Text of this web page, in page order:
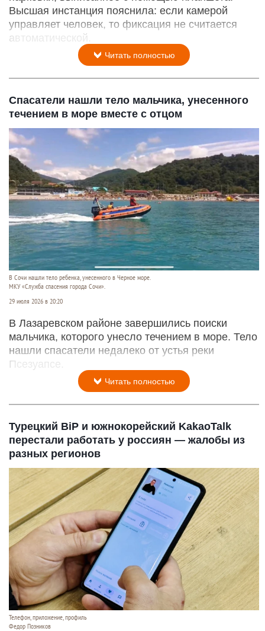
Высшая инстанция пояснила: если камерой
управляет человек, то фиксация не считается
автоматической.
Читать полностью
Спасатели нашли тело мальчика, унесенного
течением в море вместе с отцом
В Сочи нашли тело ребенка, унесенного в Черное море.
МКУ «Служба спасения города Сочи».
29 июля 2026 в 20:20
В Лазаревском районе завершились поиски
мальчика, которого унесло течением в море. Тело
нашли спасатели недалеко от устья реки
Псезуапсе.
Читать полностью
Турецкий BiP и южнокорейский KakaoTalk
перестали работать у россиян — жалобы из
разных регионов
Телефон, приложение, профиль
Федор Позников